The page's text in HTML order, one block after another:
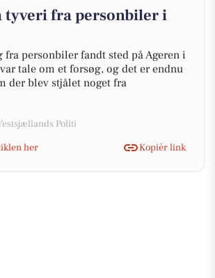
tyveri fra personbiler i
fra personbiler fandt sted på Ageren i
tale om et forsøg, og det er endnu
der blev stjålet noget fra
Politi
her
Kopiér link